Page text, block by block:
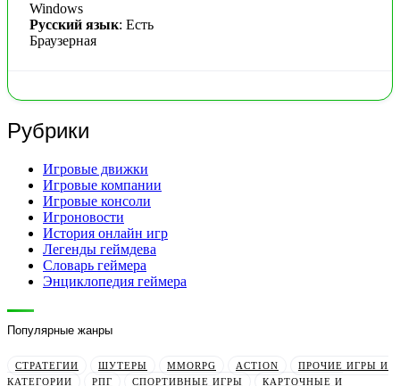
Windows
Русский язык: Есть
Браузерная
Рубрики
Игровые движки
Игровые компании
Игровые консоли
Игроновости
История онлайн игр
Легенды геймдева
Словарь геймера
Энциклопедия геймера
Популярные жанры
СТРАТЕГИИ ШУТЕРЫ MMORPG ACTION
ПРОЧИЕ ИГРЫ И
КАТЕГОРИИ
РПГ СПОРТИВНЫЕ ИГРЫ
КАРТОЧНЫЕ И